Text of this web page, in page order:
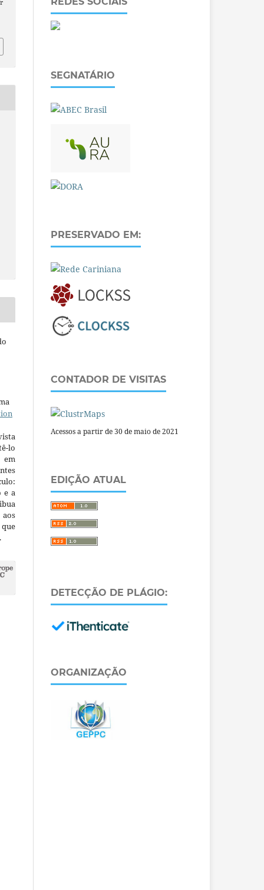
lo
em
e a
SEGNATÁRIO
PRESERVADO EM:
CONTADOR DE VISITAS
Acessos a partir de 30 de maio de 2021
EDIÇÃO ATUAL
DETECÇÃO DE PLÁGIO:
ORGANIZAÇÃO